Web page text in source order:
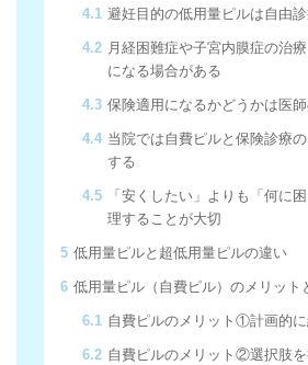
4.1 避妊目的の低用量ピルは自由
4.2 月経困難症や子宮内膜症の治
になる場合がある
4.3 保険適用になるかどうかは医
4.4 当院では自費ピルと保険診療
する
4.5
「安くしたい」よりも「何に
理することが大切
5 低用量ピルと超低用量ピルの違い
6 低用量ピル（自費ピル）のメリット
6.1 自費ピルのメリット①計画的に
6.2 自費ピルのメリット②選択肢を